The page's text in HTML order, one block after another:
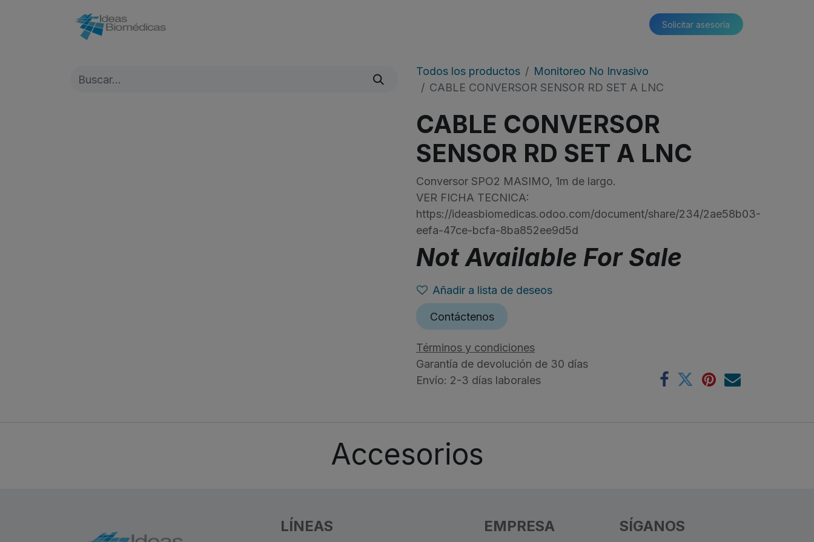
Solicitar asesoría​​
Todos los productos
Monitoreo No Invasivo
CABLE CONVERSOR SENSOR RD SET A LNC
CABLE CONVERSOR
SENSOR RD SET A LNC
Conversor SPO2 MASIMO, 1m de largo.
VER FICHA TECNICA:
https://ideasbiomedicas.odoo.com/document/share/234/2ae58b03-
eefa-47ce-bcfa-8ba852ee9d5d
Not Available For Sale
Añadir a lista de deseos
Contáctenos
Términos y condiciones
Garantía de devolución de 30 días
Envío: 2-3 días laborales
Accesorios
LÍNEAS EMPRESA SÍGANOS